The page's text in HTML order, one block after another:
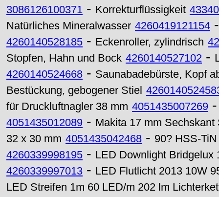
3086126100371 - Korrekturflüssigkeit
Natürliches Mineralwasser 4260419121154
4260140528185 - Eckenroller, zylindrisch
Stopfen, Hahn und Bock 4260140527102 -
4260140524668 - Saunabadebürste, Kopf
Bestückung, gebogener Stiel
für Druckluftnagler 38 mm 4051435007269
4051435012089 - Makita 17 mm
32 x 30 mm 4051435042468 - 90? HSS-
4260339998195 - LED Downlight Bridgelux
4260339997013 - LED Flutlicht 2013 10W
LED Streifen 1m 60 LED/m 202 lm